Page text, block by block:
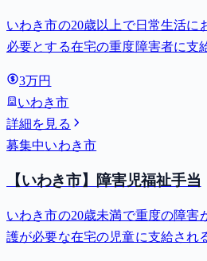
いわき市の20歳以上で日常生活に
必要とする在宅の重度障害者に支
3万円
いわき市
詳細を見る
募集中いわき市
【いわき市】障害児福祉手当
いわき市の20歳未満で重度の障害
護が必要な在宅の児童に支給され